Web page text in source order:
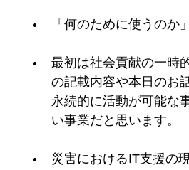
「何のために使うのか
最初は社会貢献の一時
の記載内容や本日のお
永続的に活動が可能な
い事業だと思います。
災害におけるIT支援の